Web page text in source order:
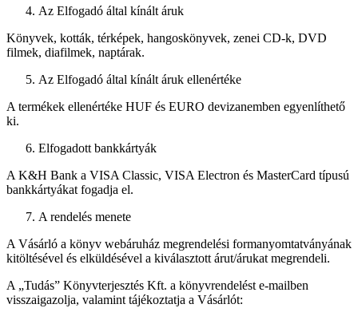
Az Elfogadó által kínált áruk
Könyvek, kották, térképek, hangoskönyvek, zenei CD-k, DVD
filmek, diafilmek, naptárak.
Az Elfogadó által kínált áruk ellenértéke
A termékek ellenértéke HUF és EURO devizanemben egyenlíthető
ki.
Elfogadott bankkártyák
A K&H Bank a VISA Classic, VISA Electron és MasterCard típusú
bankkártyákat fogadja el.
A rendelés menete
A Vásárló a könyv webáruház megrendelési formanyomtatványának
kitöltésével és elküldésével a kiválasztott árut/árukat megrendeli.
A „Tudás” Könyvterjesztés Kft. a könyvrendelést e-mailben
visszaigazolja, valamint tájékoztatja a Vásárlót: